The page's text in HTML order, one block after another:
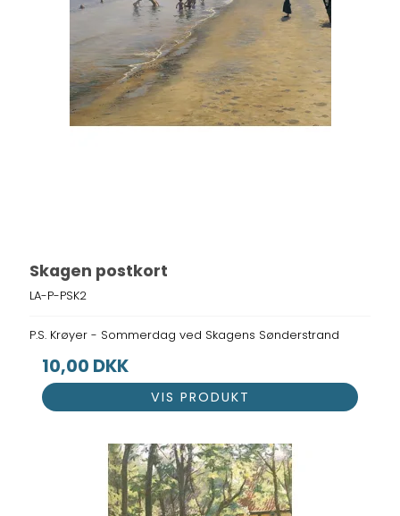
Skagen postkort
LA-P-PSK2
P.S. Krøyer - Sommerdag ved Skagens Sønderstrand
10,00 DKK
VIS PRODUKT